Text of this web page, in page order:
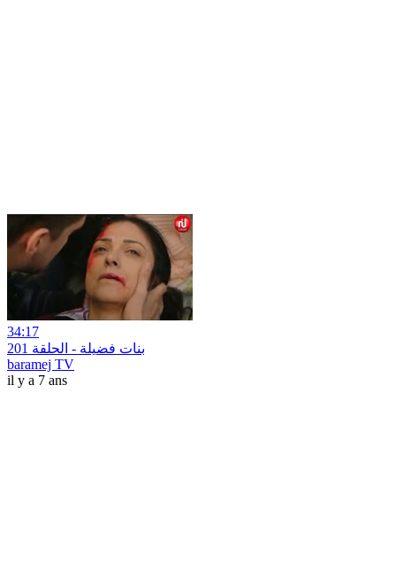
34:17
بنات فضيلة - الحلقة 201
baramej TV
il y a 7 ans